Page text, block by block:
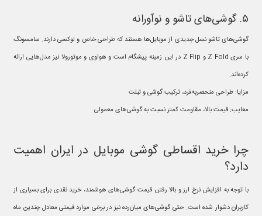
۵. گوشی‌های تاشو و نوآورانه
گوشی‌های تاشو نسل جدیدی از موبایل‌ها هستند که طراحی خاص و لوکسی دارند. سامسونگ
با سری Z Fold و Z Flip در این زمینه پیشگام است و هواوی و موتورولا نیز مدل‌هایی ارائه
کرده‌اند.
مزایا: طراحی منحصربه‌فرد، ترکیب گوشی و تبلت
معایب: قیمت بالا، مقاومت کمتر نسبت به گوشی‌های معمولی
چرا خرید اقساطی گوشی موبایل در ایران اهمیت
دارد؟
با توجه به افزایش نرخ ارز و بالا رفتن قیمت گوشی‌های هوشمند، خرید نقدی برای بسیاری از
کاربران دشوار شده است. حتی گوشی‌های میان‌رده نیز در برخی موارد قیمتی معادل چندین ماه